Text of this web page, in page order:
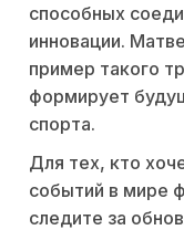
способных
инновации.
пример такого
формирует
спорта.
Для тех, кто
событий в мире
следите за